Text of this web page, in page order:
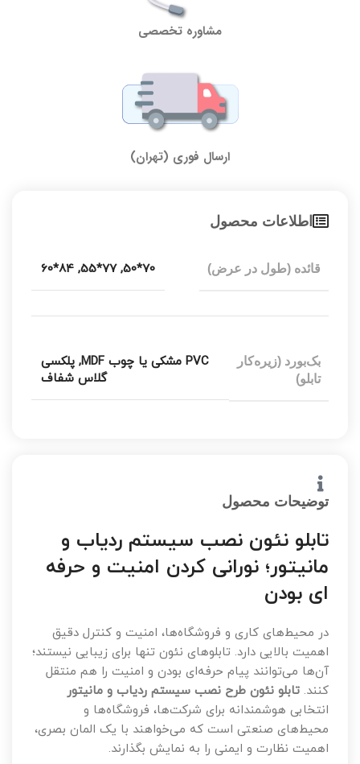
مشاوره تخصصی
ارسال فوری (تهران)
اطلاعات محصول
قائده (طول در عرض) 70*50
,
77*55
,
84*60
بک‌بورد (زیره‌کار
تابلو)
PVC مشکی یا چوب MDF , پلکسی
گلاس شفاف
توضیحات محصول
تابلو نئون نصب سیستم ردیاب و
مانیتور؛ نورانی کردن امنیت و حرفه
ای بودن
در محیط‌های کاری و فروشگاه‌ها، امنیت و کنترل دقیق
اهمیت بالایی دارد. تابلوهای نئون تنها برای زیبایی نیستند؛
آن‌ها می‌توانند پیام حرفه‌ای بودن و امنیت را هم منتقل
کنند. تابلو نئون طرح نصب سیستم ردیاب و مانیتور
انتخابی هوشمندانه برای شرکت‌ها، فروشگاه‌ها و
محیط‌های صنعتی است که می‌خواهند با یک المان بصری،
اهمیت نظارت و ایمنی را به نمایش بگذارند.